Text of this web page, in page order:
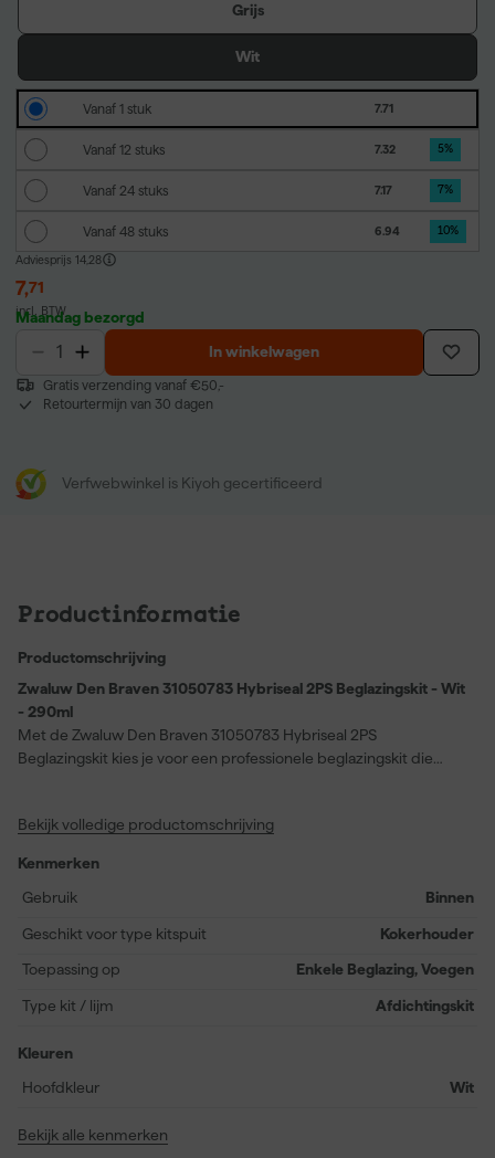
Grijs
Wit
Vanaf 1 stuk 7.71
Vanaf 12 stuks 7.32 5%
Vanaf 24 stuks 7.17 7%
Vanaf 48 stuks 6.94 10%
Adviesprijs 14,28
7,71
incl. BTW
Maandag bezorgd
In winkelwagen
Gratis verzending vanaf €50,-
Retourtermijn van 30 dagen
Verfwebwinkel is Kiyoh gecertificeerd
Productinformatie
Productomschrijving
Zwaluw Den Braven 31050783 Hybriseal 2PS Beglazingskit - Wit
- 290ml
Met de Zwaluw Den Braven 31050783 Hybriseal 2PS
Beglazingskit kies je voor een professionele beglazingskit die
hecht prettig en hardt uit door luchtvochtigheid. Zo ontstaat een
het werk. Je gebruikt deze kit voor beglazing en diverse
afdichtingsklussen rond glas en gevel. De kit is overschilderbaar
product handig voor wie kwaliteit zoekt bij renovatie of afwerking
van ramen en kozijnen.
Bekijk volledige productomschrijving
Kenmerken
Gebruik
Binnen
Geschikt voor type kitspuit Kokerhouder
Toepassing op Enkele Beglazing, Voegen
Type kit / lijm Afdichtingskit
Kleuren
Hoofdkleur
Wit
Bekijk alle kenmerken